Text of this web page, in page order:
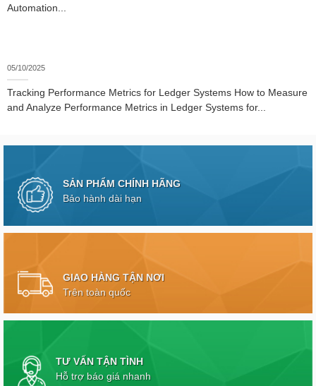
Automation...
05/10/2025
Tracking Performance Metrics for Ledger Systems How to Measure
and Analyze Performance Metrics in Ledger Systems for...
SẢN PHẨM CHÍNH HÃNG
Bảo hành dài hạn
GIAO HÀNG TẬN NƠI
Trên toàn quốc
TƯ VẤN TẬN TÌNH
Hỗ trợ báo giá nhanh